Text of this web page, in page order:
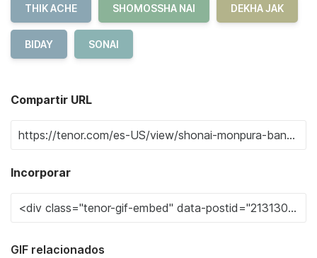
THIK ACHE SHOMOSSHA NAI DEKHA JAK
BIDAY SONAI
Compartir URL
Incorporar
GIF relacionados